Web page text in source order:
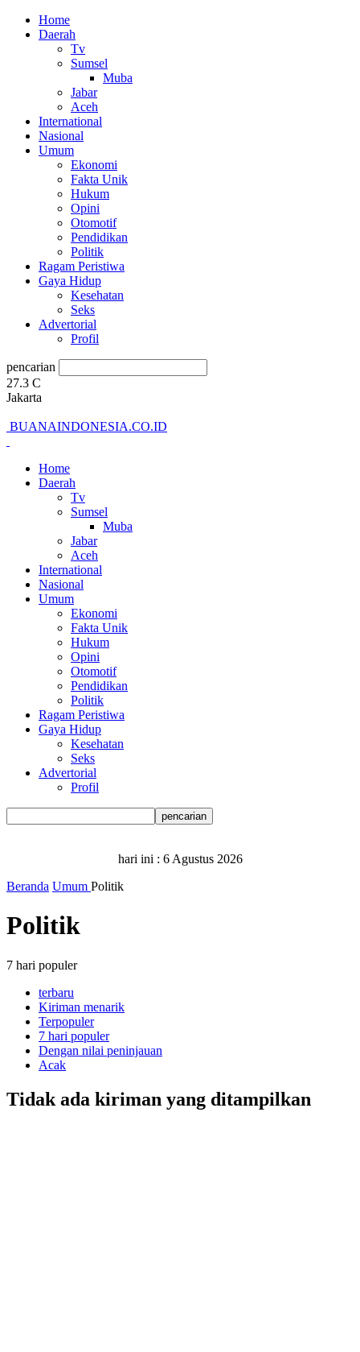
Home
Daerah
Tv
Sumsel
Muba
Jabar
Aceh
International
Nasional
Umum
Ekonomi
Fakta Unik
Hukum
Opini
Otomotif
Pendidikan
Politik
Ragam Peristiwa
Gaya Hidup
Kesehatan
Seks
Advertorial
Profil
pencarian
27.3 C
Jakarta
BUANAINDONESIA.CO.ID
Home
Daerah
Tv
Sumsel
Muba
Jabar
Aceh
International
Nasional
Umum
Ekonomi
Fakta Unik
Hukum
Opini
Otomotif
Pendidikan
Politik
Ragam Peristiwa
Gaya Hidup
Kesehatan
Seks
Advertorial
Profil
hari ini : 6 Agustus 2026
Beranda Umum Politik
Politik
7 hari populer
terbaru
Kiriman menarik
Terpopuler
7 hari populer
Dengan nilai peninjauan
Acak
Tidak ada kiriman yang ditampilkan